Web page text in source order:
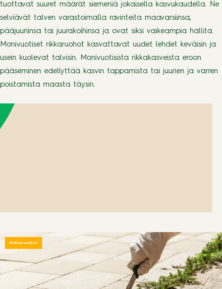
tuottavat suuret määrät siemeniä jokaisella kasvukaudella. Ne
selviävät talven varastoimalla ravinteita maavarsiinsa,
pääjuuriinsa tai juurakoihinsa ja ovat siksi vaikeampia hallita.
Monivuotiset rikkaruohot kasvattavat uudet lehdet keväisin ja
usein kuolevat talvisin. Monivuotisista rikkakasveista eroon
pääseminen edellyttää kasvin tappamista tai juurien ja varren
poistamista maasta täysin.
Rikkaruohot